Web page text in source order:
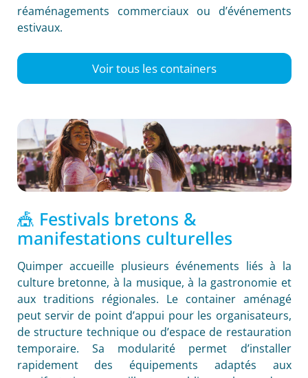
réaménagements commerciaux ou d’événements
estivaux.
Voir tous les containers
🎪 Festivals bretons &
manifestations culturelles
Quimper accueille plusieurs événements liés à la
culture bretonne, à la musique, à la gastronomie et
aux traditions régionales. Le container aménagé
peut servir de point d’appui pour les organisateurs,
de structure technique ou d’espace de restauration
temporaire. Sa modularité permet d’installer
rapidement des équipements adaptés aux